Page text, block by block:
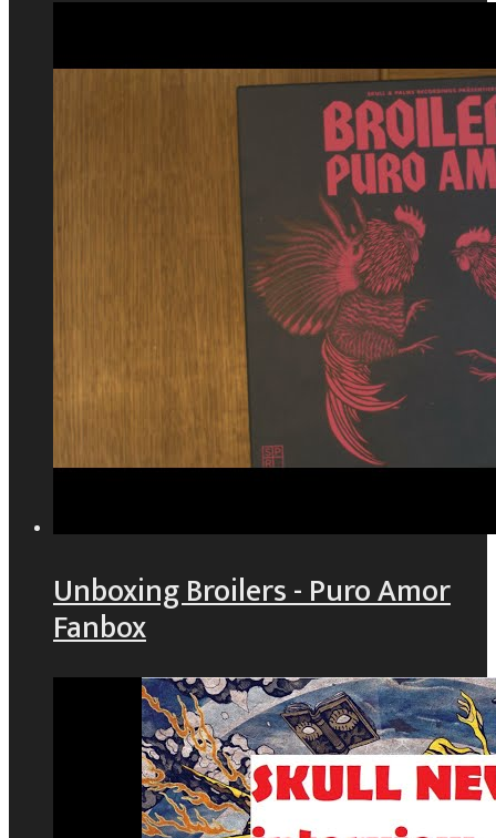
Unboxing Broilers - Puro Amor
Fanbox